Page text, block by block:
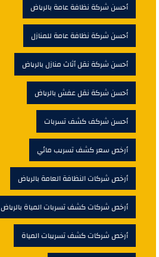
أحسن شركة نظافة عامة بالرياض
أحسن شركة نظافة عامة للمنازل
أحسن شركة نقل أثاث منازل بالرياض
أحسن شركة نقل عفش بالرياض
أحسن شركف كشف تسربات
أرخص سعر كشف تسريب مائي
أرخص شركات النظافة العامة بالرياض
أرخص شركات كشف تسربات المياة بالرياض
أرخص شركات كشف تسريبات المياة